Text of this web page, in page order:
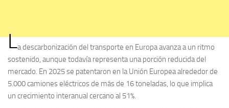
La descarbonización del transporte en Europa avanza a un ritmo
sostenido, aunque todavía representa una porción reducida del
mercado. En 2025 se patentaron en la Unión Europea alrededor de
5.000 camiones eléctricos de más de 16 toneladas, lo que implica
un crecimiento interanual cercano al 51%.